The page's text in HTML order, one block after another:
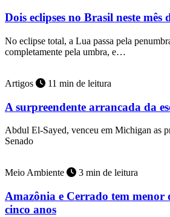
Dois eclipses no Brasil neste mês
No eclipse total, a Lua passa pela
completamente pela umbra, e…
Artigos 11 min de leitura
A surpreendente arrancada da
Abdul El-Sayed, venceu em Michigan as
Senado
Meio Ambiente 3 min de leitura
Amazônia e Cerrado tem menor
cinco anos